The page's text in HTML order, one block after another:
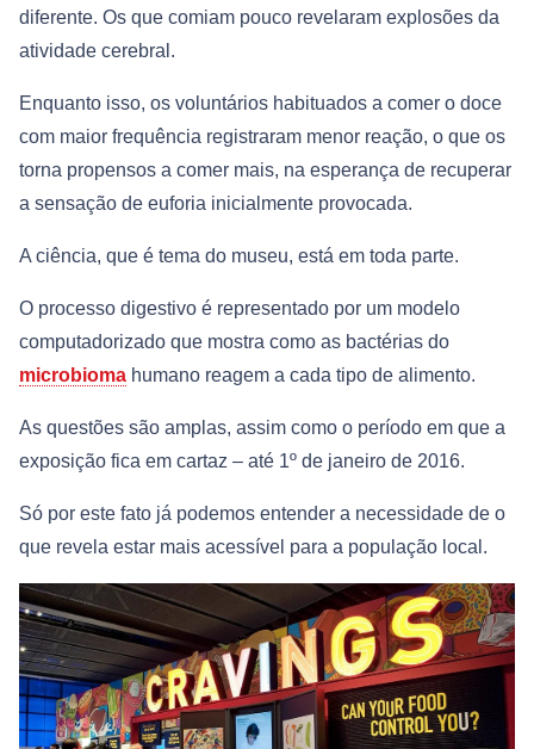
diferente. Os que comiam pouco revelaram explosões da
atividade cerebral.
Enquanto isso, os voluntários habituados a comer o doce
com maior frequência registraram menor reação, o que os
torna propensos a comer mais, na esperança de recuperar
a sensação de euforia inicialmente provocada.
A ciência, que é tema do museu, está em toda parte.
O processo digestivo é representado por um modelo
computadorizado que mostra como as bactérias do
microbioma humano reagem a cada tipo de alimento.
As questões são amplas, assim como o período em que a
exposição fica em cartaz – até 1º de janeiro de 2016.
Só por este fato já podemos entender a necessidade de o
que revela estar mais acessível para a população local.